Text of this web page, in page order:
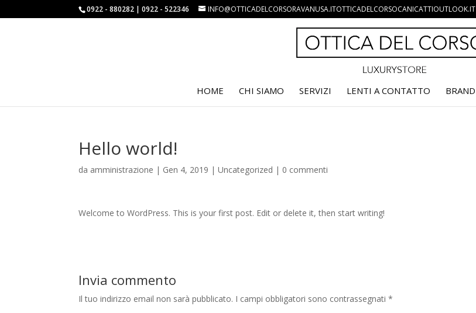
0922 - 880282 | 0922 - 522346 INFO@OTTICADELCORSORAVANUSA.ITOTTICADELCORSOCANICATTIOUTLOOK.IT
HOME CHI SIAMO SERVIZI LENTI A CONTATTO BRAND
Hello world!
da amministrazione | Gen 4, 2019 |Uncategorized | 0 commenti
Welcome to WordPress. This is your first post. Edit or delete it, then start writing!
Invia commento
Il tuo indirizzo email non sarà pubblicato. I campi obbligatori sono contrassegnati*